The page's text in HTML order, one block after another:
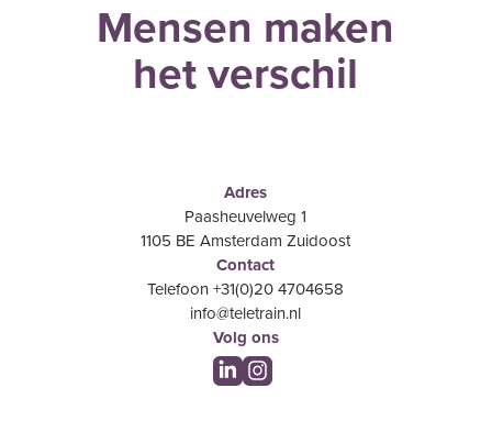
Mensen maken
het verschil
Adres
Paasheuvelweg 1
1105 BE Amsterdam Zuidoost
Contact
Telefoon +31(0)20 4704658
info@teletrain.nl
Volg ons